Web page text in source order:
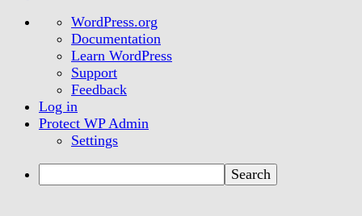
About
WordPress
WordPress.org
Documentation
Learn WordPress
Support
Feedback
Log in
Protect WP Admin
Settings
Search